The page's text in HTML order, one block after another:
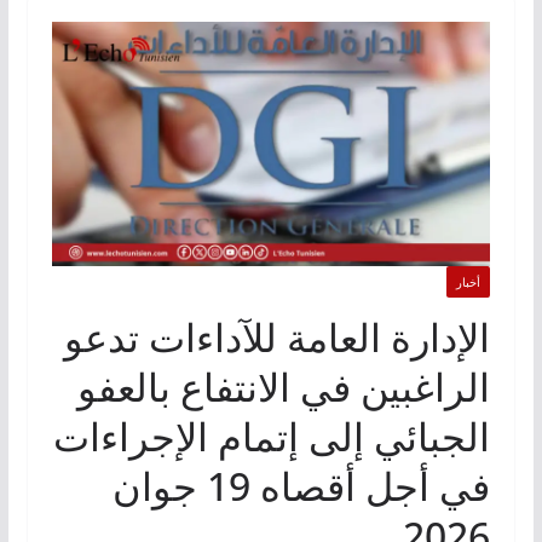
أخبار
الإدارة العامة للآداءات تدعو
الراغبين في الانتفاع بالعفو
الجبائي إلى إتمام الإجراءات
في أجل أقصاه 19 جوان